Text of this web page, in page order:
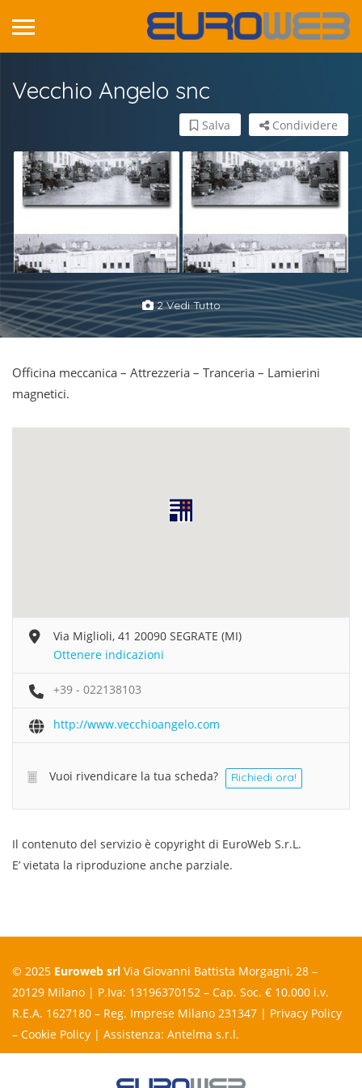
Vecchio Angelo snc
Condividere
Salva
2 Vedi Tutto
Officina meccanica – Attrezzeria – Tranceria – Lamierini
magnetici.
Via Miglioli, 41 20090 SEGRATE (MI)
Ottenere indicazioni
+39 - 022138103
http://www.vecchioangelo.com
Vuoi rivendicare la tua scheda? Richiedi ora!
Il contenuto del servizio è copyright di EuroWeb S.r.L.
E’ vietata la riproduzione anche parziale.
© 2025 Euroweb srl Via Giovanni Battista Morgagni, 28 –
20129 Milano | P.Iva: 13196370152 – Cap. Soc. € 10.000 i.v.
R.E.A. 1627180 – Reg. Imprese Milano 231347 | Privacy Policy
– Cookie Policy | Assistenza: Antelma s.r.l.